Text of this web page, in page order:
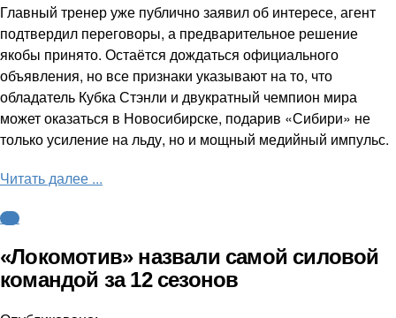
Главный тренер уже публично заявил об интересе, агент
подтвердил переговоры, а предварительное решение
якобы принято. Остаётся дождаться официального
объявления, но все признаки указывают на то, что
обладатель Кубка Стэнли и двукратный чемпион мира
может оказаться в Новосибирске, подарив «Сибири» не
только усиление на льду, но и мощный медийный импульс.
Читать далее ...
КХЛ
«Локомотив» назвали самой силовой
командой за 12 сезонов